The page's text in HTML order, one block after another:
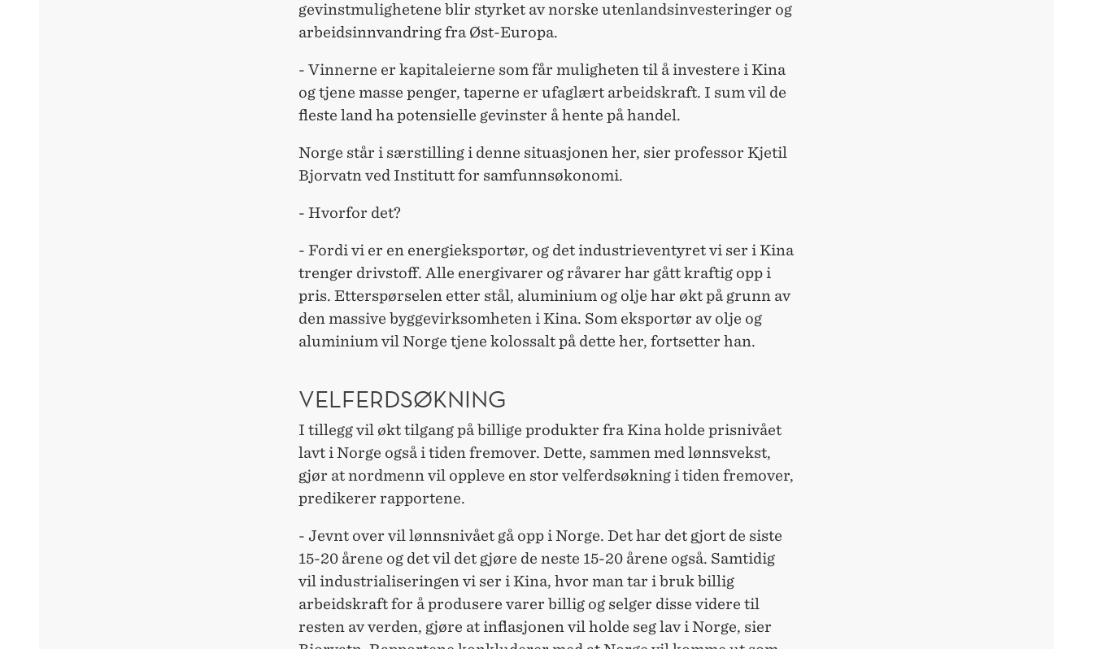
gevinstmulighetene blir styrket av norske utenlandsinvesteringer og
arbeidsinnvandring fra Øst-Europa.
- Vinnerne er kapitaleierne som får muligheten til å investere i Kina
og tjene masse penger, taperne er ufaglært arbeidskraft. I sum vil de
fleste land ha potensielle gevinster å hente på handel.
Norge står i særstilling i denne situasjonen her, sier professor Kjetil
Bjorvatn ved Institutt for samfunnsøkonomi.
- Hvorfor det?
- Fordi vi er en energieksportør, og det industrieventyret vi ser i Kina
trenger drivstoff. Alle energivarer og råvarer har gått kraftig opp i
pris. Etterspørselen etter stål, aluminium og olje har økt på grunn av
den massive byggevirksomheten i Kina. Som eksportør av olje og
aluminium vil Norge tjene kolossalt på dette her, fortsetter han.
VELFERDSØKNING
I tillegg vil økt tilgang på billige produkter fra Kina holde prisnivået
lavt i Norge også i tiden fremover. Dette, sammen med lønnsvekst,
gjør at nordmenn vil oppleve en stor velferdsøkning i tiden fremover,
predikerer rapportene.
- Jevnt over vil lønnsnivået gå opp i Norge. Det har det gjort de siste
15-20 årene og det vil det gjøre de neste 15-20 årene også. Samtidig
vil industrialiseringen vi ser i Kina, hvor man tar i bruk billig
arbeidskraft for å produsere varer billig og selger disse videre til
resten av verden, gjøre at inflasjonen vil holde seg lav i Norge, sier